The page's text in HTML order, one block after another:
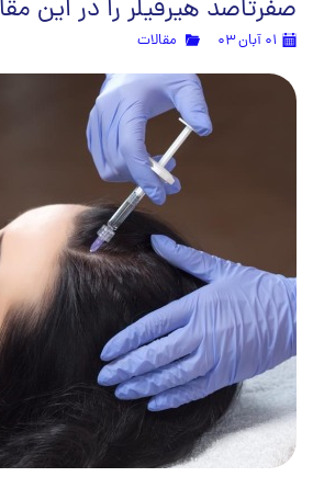
صفرتاصد هیرفیلر را در این
۰۱ آبان ۰۳ مقالات